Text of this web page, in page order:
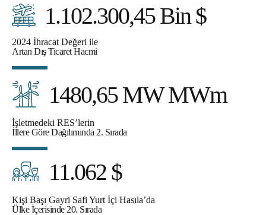
1.102.300,45 Bin $
2024 İhracat Değeri ile
Artan Dış Ticaret Hacmi
1480,65 MW MWm
İşletmedeki RES’lerin
İllere Göre Dağılımında 2. Sırada
11.062 $
Kişi Başı Gayri Safi Yurt İçi Hasıla’da
Ülke İçerisinde 20. Sırada